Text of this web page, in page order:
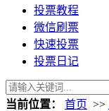
投票教程
微信刷票
快速投票
投票日记
当前位置： 首页 >>